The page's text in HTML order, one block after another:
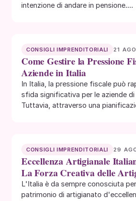
intenzione di andare in pensione.…
CONSIGLI IMPRENDITORIALI 21
Come Gestire la Pressione
Aziende in Italia
In Italia, la pressione fiscale può
sfida significativa per le aziende
Tuttavia, attraverso una
CONSIGLI IMPRENDITORIALI 29
Eccellenza Artigianale
La Forza Creativa delle
L'Italia è da sempre conosciuta
patrimonio di artigianato